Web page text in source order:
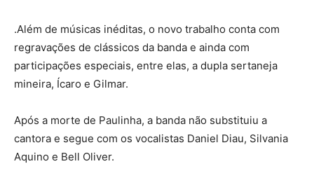
.Além de músicas inéditas, o novo trabalho conta com
regravações de clássicos da banda e ainda com
participações especiais, entre elas, a dupla sertaneja
mineira, Ícaro e Gilmar.
Após a morte de Paulinha, a banda não substituiu a
cantora e segue com os vocalistas Daniel Diau, Silvania
Aquino e Bell Oliver.